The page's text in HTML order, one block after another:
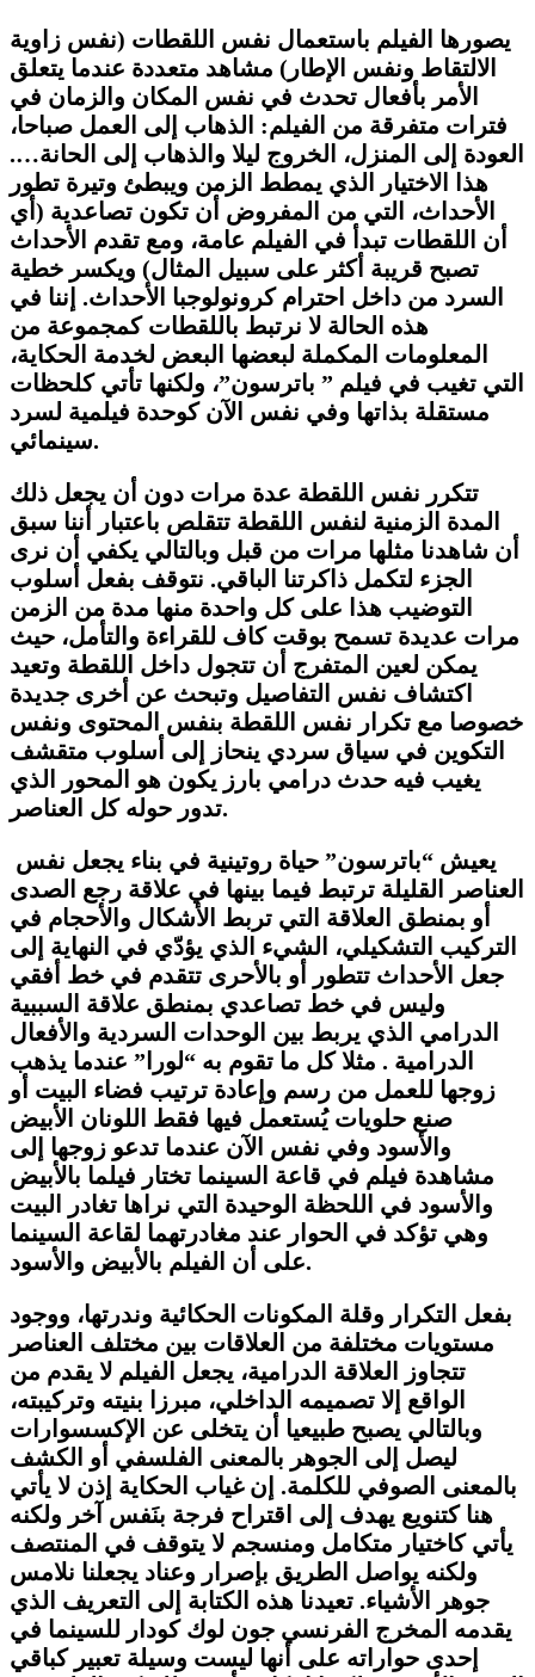
يصورها الفيلم باستعمال نفس اللقطات (نفس زاوية
الالتقاط ونفس الإطار) مشاهد متعددة عندما يتعلق
الأمر بأفعال تحدث في نفس المكان والزمان في
فترات متفرقة من الفيلم: الذهاب إلى العمل صباحا،
العودة إلى المنزل، الخروج ليلا والذهاب إلى الحانة….
هذا الاختيار الذي يمطط الزمن ويبطئ وتيرة تطور
الأحداث، التي من المفروض أن تكون تصاعدية (أي
أن اللقطات تبدأ في الفيلم عامة، ومع تقدم الأحداث
تصبح قريبة أكثر على سبيل المثال) ويكسر خطية
السرد من داخل احترام كرونولوجبا الأحداث. إننا في
هذه الحالة لا نرتبط باللقطات كمجموعة من
المعلومات المكملة لبعضها البعض لخدمة الحكاية،
التي تغيب في فيلم ” باترسون”، ولكنها تأتي كلحظات
مستقلة بذاتها وفي نفس الآن كوحدة فيلمية لسرد
سينمائي.
تتكرر نفس اللقطة عدة مرات دون أن يجعل ذلك
المدة الزمنية لنفس اللقطة تتقلص باعتبار أننا سبق
أن شاهدنا مثلها مرات من قبل وبالتالي يكفي أن نرى
الجزء لتكمل ذاكرتنا الباقي. نتوقف بفعل أسلوب
التوضيب هذا على كل واحدة منها مدة من الزمن
مرات عديدة تسمح بوقت كاف للقراءة والتأمل، حيث
يمكن لعين المتفرج أن تتجول داخل اللقطة وتعيد
اكتشاف نفس التفاصيل وتبحث عن أخرى جديدة
خصوصا مع تكرار نفس اللقطة بنفس المحتوى ونفس
التكوين في سياق سردي ينحاز إلى أسلوب متقشف
يغيب فيه حدث درامي بارز يكون هو المحور الذي
تدور حوله كل العناصر.
العناصر القليلة ترتبط فيما بينها في علاقة رجع الصدى
أو بمنطق العلاقة التي تربط الأشكال والأحجام في
التركيب التشكيلي، الشيء الذي يؤدّي في النهاية إلى
جعل الأحداث تتطور أو بالأحرى تتقدم في خط أفقي
وليس في خط تصاعدي بمنطق علاقة السببية
الدرامي الذي يربط بين الوحدات السردية والأفعال
الدرامية . مثلا كل ما تقوم به “لورا” عندما يذهب
زوجها للعمل من رسم وإعادة ترتيب فضاء البيت أو
صنع حلويات يُستعمل فيها فقط اللونان الأبيض
والأسود وفي نفس الآن عندما تدعو زوجها إلى
مشاهدة فيلم في قاعة السينما تختار فيلما بالأبيض
والأسود في اللحظة الوحيدة التي نراها تغادر البيت
وهي تؤكد في الحوار عند مغادرتهما لقاعة السينما
على أن الفيلم بالأبيض والأسود.
بفعل التكرار وقلة المكونات الحكائية وندرتها، ووجود
مستويات مختلفة من العلاقات بين مختلف العناصر
تتجاوز العلاقة الدرامية، يجعل الفيلم لا يقدم من
الواقع إلا تصميمه الداخلي، مبرزا بنيته وتركيبته،
وبالتالي يصبح طبيعيا أن يتخلى عن الإكسسوارات
ليصل إلى الجوهر بالمعنى الفلسفي أو الكشف
بالمعنى الصوفي للكلمة. إن غياب الحكاية إذن لا يأتي
هنا كتنويع يهدف إلى اقتراح فرجة بنَفس آخر ولكنه
يأتي كاختيار متكامل ومنسجم لا يتوقف في المنتصف
ولكنه يواصل الطريق بإصرار وعناد يجعلنا نلامس
جوهر الأشياء. تعيدنا هذه الكتابة إلى التعريف الذي
يقدمه المخرج الفرنسي جون لوك كودار للسينما في
إحدى حواراته على أنها ليست وسيلة تعبير كباقي